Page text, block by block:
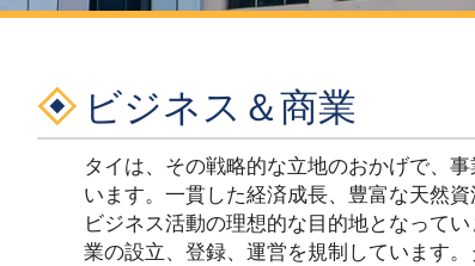
ビジネス＆商業
タイは、その戦略的な立地のおかげで、
います。一貫した経済成長、豊富な天然
ビジネス活動の理想的な目的地となって
業の設立、登録、運営を規制しています